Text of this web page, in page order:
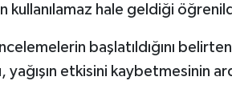
kullanılamaz hale geldiği
başlatıldığını
yağışın etkisini kaybetmesinin